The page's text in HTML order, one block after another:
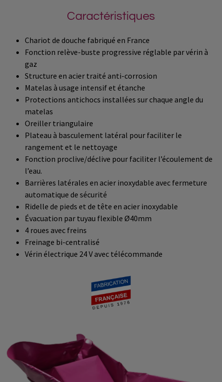
Caractéristiques
Chariot de douche fabriqué en France
Fonction relève-buste progressive réglable par vérin à
gaz
Structure en acier traité anti-corrosion
Matelas à usage intensif et étanche
Protections antichocs installées sur chaque angle du
matelas
Oreiller triangulaire
Plateau à basculement latéral pour faciliter le
rangement et le nettoyage
Fonction proclive/déclive pour faciliter l’écoulement de
l’eau.
Barrières latérales en acier inoxydable avec fermeture
automatique de sécurité
Ridelle de pieds et de tête en acier inoxydable
Évacuation par tuyau flexible Ø40mm
4 roues avec freins
Freinage bi-centralisé
Vérin électrique 24 V avec télécommande